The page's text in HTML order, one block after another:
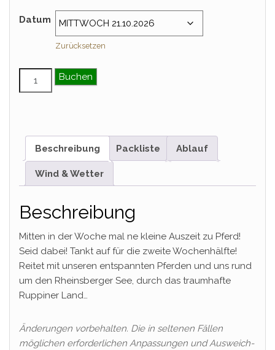
Datum
Zurücksetzen
Mittwochsritt Menge
Buchen
Beschreibung Packliste Ablauf
Wind & Wetter
Beschreibung
Mitten in der Woche mal ne kleine Auszeit zu Pferd!
Seid dabei! Tankt auf für die zweite Wochenhälfte!
Reitet mit unseren entspannten Pferden und uns rund
um den Rheinsberger See, durch das traumhafte
Ruppiner Land…
Änderungen vorbehalten. Die in seltenen Fällen
möglichen erforderlichen Anpassungen und Ausweich-